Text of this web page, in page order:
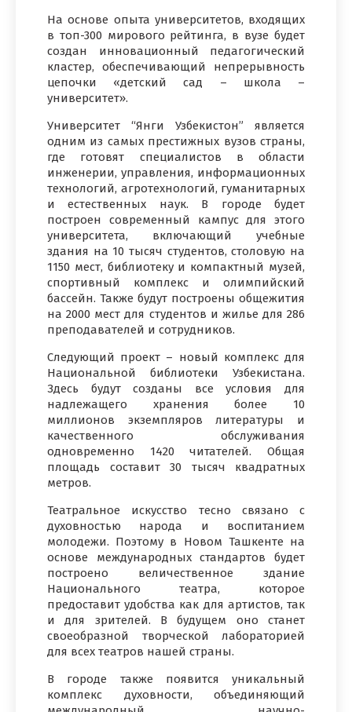
На основе опыта университетов, входящих
в топ-300 мирового рейтинга, в вузе будет
создан инновационный педагогический
кластер, обеспечивающий непрерывность
цепочки «детский сад – школа –
университет».
Университет “Янги Узбекистон” является
одним из самых престижных вузов страны,
где готовят специалистов в области
инженерии, управления, информационных
технологий, агротехнологий, гуманитарных
и естественных наук. В городе будет
построен современный кампус для этого
университета, включающий учебные
здания на 10 тысяч студентов, столовую на
1150 мест, библиотеку и компактный музей,
спортивный комплекс и олимпийский
бассейн. Также будут построены общежития
на 2000 мест для студентов и жилье для 286
преподавателей и сотрудников.
Следующий проект – новый комплекс для
Национальной библиотеки Узбекистана.
Здесь будут созданы все условия для
надлежащего хранения более 10
миллионов экземпляров литературы и
качественного обслуживания
одновременно 1420 читателей. Общая
площадь составит 30 тысяч квадратных
метров.
Театральное искусство тесно связано с
духовностью народа и воспитанием
молодежи. Поэтому в Новом Ташкенте на
основе международных стандартов будет
построено величественное здание
Национального театра, которое
предоставит удобства как для артистов, так
и для зрителей. В будущем оно станет
своеобразной творческой лабораторией
для всех театров нашей страны.
В городе также появится уникальный
комплекс духовности, объединяющий